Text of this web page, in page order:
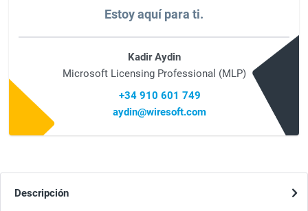
Estoy aquí para ti.
Kadir Aydin
Microsoft Licensing Professional (MLP)
+34 910 601 749
aydin@wiresoft.com
Descripción